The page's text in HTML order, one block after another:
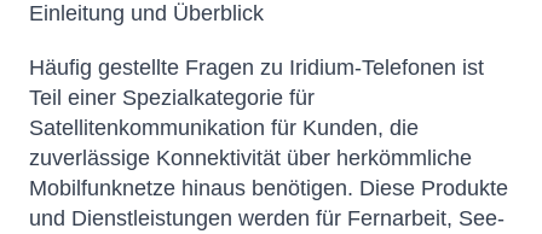
Einleitung und Überblick
Häufig gestellte Fragen zu Iridium-Telefonen ist
Teil einer Spezialkategorie für
Satellitenkommunikation für Kunden, die
zuverlässige Konnektivität über herkömmliche
Mobilfunknetze hinaus benötigen. Diese Produkte
und Dienstleistungen werden für Fernarbeit, See-